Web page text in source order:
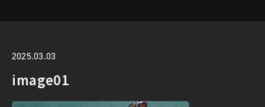
2025.03.03
image01